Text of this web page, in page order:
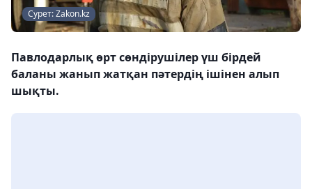
Сурет: Zakon.kz
Павлодарлық өрт сөндірушілер үш бірдей
баланы жанып жатқан пәтердің ішінен алып
шықты.